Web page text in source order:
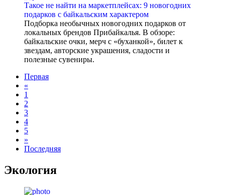
Такое не найти на маркетплейсах: 9 новогодних
подарков с байкальским характером
Подборка необычных новогодних подарков от
локальных брендов Прибайкалья. В обзоре:
байкальские очки, мерч с «буханкой», билет к
звездам, авторские украшения, сладости и
полезные сувениры.
Первая
«
1
2
3
4
5
»
Последняя
Экология